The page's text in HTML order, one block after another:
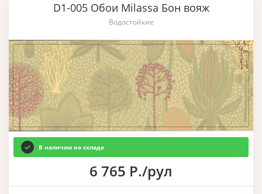
D1-005 Обои Milassa Бон вояж
Водостойкие
В наличии на складе
6 765 Р./рул